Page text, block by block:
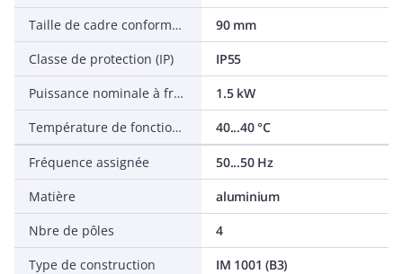
Taille de cadre conformément à IEC
90 mm
Classe de protection (IP)
IP55
Puissance nominale à fréquence assignée
1.5 kW
Température de fonctionnement
40...40 °C
Fréquence assignée
50...50 Hz
Matière
aluminium
Nbre de pôles
4
Type de construction
IM 1001 (B3)